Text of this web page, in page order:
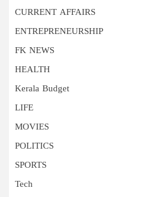
CURRENT AFFAIRS
ENTREPRENEURSHIP
FK NEWS
HEALTH
Kerala Budget
LIFE
MOVIES
POLITICS
SPORTS
Tech